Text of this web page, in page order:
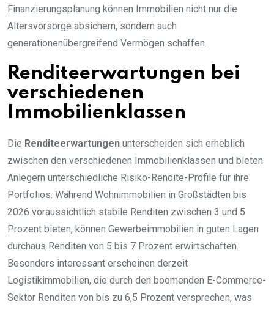
Finanzierungsplanung können Immobilien nicht nur die
Altersvorsorge absichern, sondern auch
generationenübergreifend Vermögen schaffen.
Renditeerwartungen bei
verschiedenen
Immobilienklassen
Die Renditeerwartungen unterscheiden sich erheblich
zwischen den verschiedenen Immobilienklassen und bieten
Anlegern unterschiedliche Risiko-Rendite-Profile für ihre
Portfolios. Während Wohnimmobilien in Großstädten bis
2026 voraussichtlich stabile Renditen zwischen 3 und 5
Prozent bieten, können Gewerbeimmobilien in guten Lagen
durchaus Renditen von 5 bis 7 Prozent erwirtschaften.
Besonders interessant erscheinen derzeit
Logistikimmobilien, die durch den boomenden E-Commerce-
Sektor Renditen von bis zu 6,5 Prozent versprechen, was